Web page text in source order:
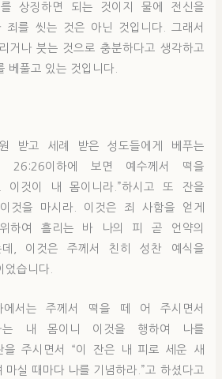
상징하면 되는 것이지 물에 전신을
죄를 씻는 것은 아닌 것입니다. 그래서
거나 붓는 것으로 충분하다고 생각하고
베풀고 있는 것입니다.
받고 세례 받은 성도들에게 베푸는
26:26이하에 보면 예수께서 떡을
. 이것이 내 몸이니라.”하시고 또 잔을
것을 마시라. 이것은 죄 사함을 얻게
하여 흘리는 바 나의 피 곧 언약의
데, 이것은 주께서 친히 성찬 예식을
었습니다.
에서는 주께서 떡을 떼 어 주시면서
는 내 몸이니 이것을 행하여 나를
을 주시면서 “이 잔은 내 피로 세운 새
마실 때마다 나를 기념하라.”고 하셨다고